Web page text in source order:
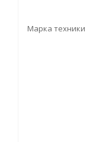
Марка техники